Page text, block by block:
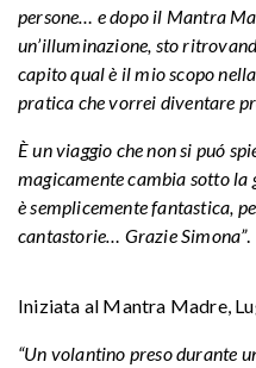
persone… e dopo il Mantra
un’illuminazione, sto
capito qual è il mio scopo
pratica che vorrei diventare
È un viaggio che non si puó
magicamente cambia sotto la
è semplicemente fantastica,
cantastorie… Grazie Simona”.
Iniziata al Mantra Madre,
“Un volantino preso durante